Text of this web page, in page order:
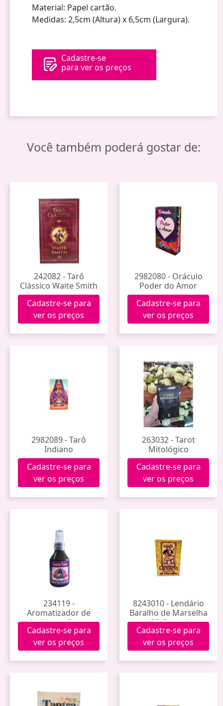
Material: Papel cartão.
Medidas: 2,5cm (Altura) x 6,5cm (Largura).
Cadastre-se
para ver os preços
Você também poderá gostar de:
242082 - Tarô
Clássico Waite Smith
Cadastre-se para
ver os preços
2982080 - Oráculo
Poder do Amor
Cadastre-se para
ver os preços
2982089 - Tarô
Indiano
Cadastre-se para
ver os preços
263032 - Tarot
Mitológico
Cadastre-se para
ver os preços
234119 -
Aromatizador de
Ambiente Spray
100ml (Santa Sara)
Cadastre-se para
ver os preços
8243010 - Lendário
Baralho de Marselha
(22 Cartas)
Cadastre-se para
ver os preços